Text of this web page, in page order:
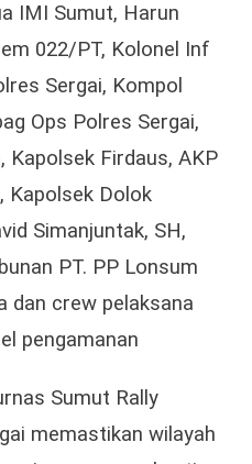
IMI Sumut, Harun
022/PT, Kolonel Inf
Sergai, Kompol
Ops Polres Sergai,
Kapolsek Firdaus, AKP
Kapolsek Dolok
Simanjuntak, SH,
PT. PP Lonsum
dan crew pelaksana
pengamanan
Sumut Rally
memastikan wilayah